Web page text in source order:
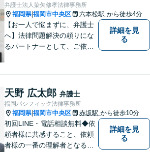
弁護士法人染矢修孝法律事務所
福岡県|福岡市中央区 六本松駅 から徒歩4分
【お一人で悩まずに、弁護士
へ】法律問題解決の頼りにな
るパートナーとして、ご依頼
じめ、「離婚事件」、「損害
賠償請求事件」、「刑事事
件」まで多数の事件の取り扱
い【分割払い可】
詳細を見
る
天野 広太郎 弁護士
福岡パシフィック法律事務所
福岡県|福岡市中央区 赤坂駅 から徒歩10分
初回LINE・電話相談無料◆依
頼者様に共感すること、依頼
者様の一番の理解者となるこ
詳細を見
る